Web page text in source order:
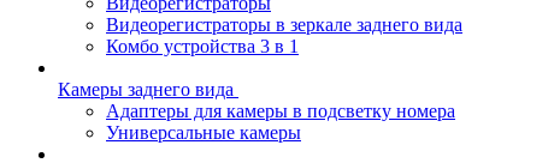
Видеорегистраторы в зеркале заднего вида
Комбо устройства 3 в 1
Камеры заднего вида
Адаптеры для камеры в подсветку номера
Универсальные камеры